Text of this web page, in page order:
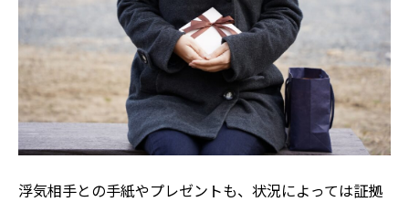
浮気相手との手紙やプレゼントも、状況によっては証拠